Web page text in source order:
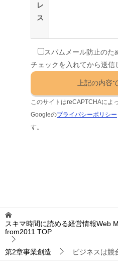
レ
ス
スパムメール防止のた
チェックを入れてから送信
このサイトはreCAPTCHAによ
Googleのプライバシーポリシー
す。
スキマ時間に読める経営情報Web
from2011 TOP
第2章事業創造 ビジネスは競